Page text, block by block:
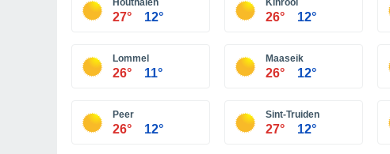
Houthalen
27° 12°
Kinrooi
26° 12°
Lommel
26° 11°
Maaseik
26° 12°
Peer
26° 12°
Sint-Truiden
27° 12°